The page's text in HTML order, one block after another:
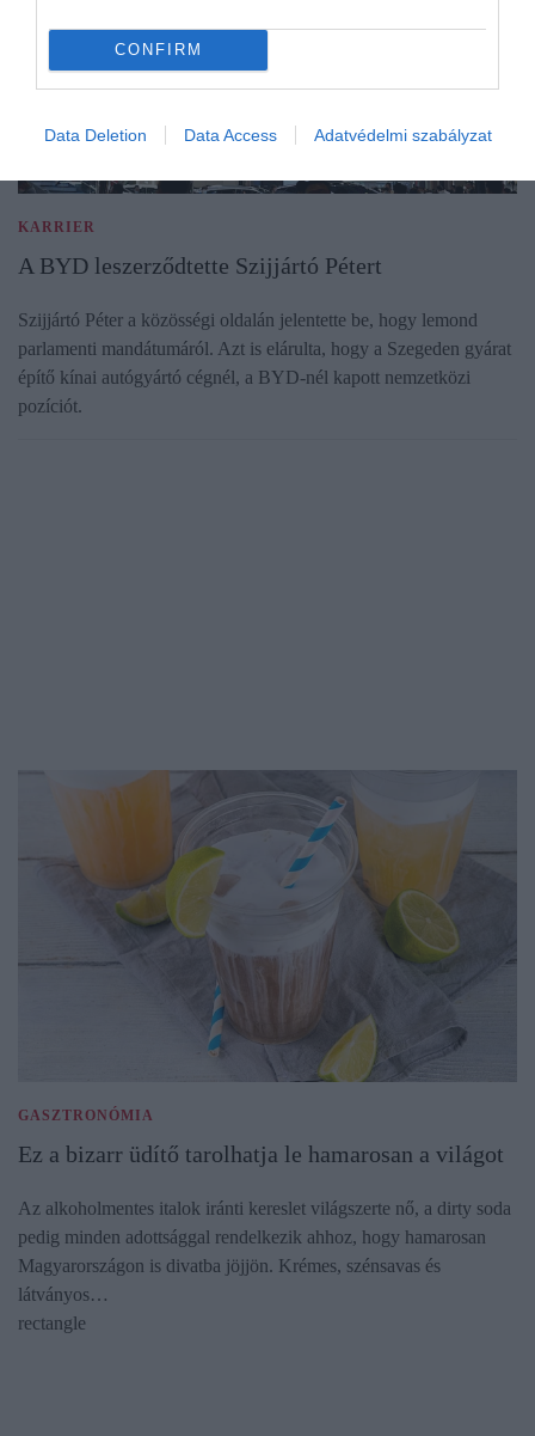
CONFIRM
Data Deletion Data Access Adatvédelmi szabályzat
KARRIER
A BYD leszerződtette Szijjártó Pétert
Szijjártó Péter a közösségi oldalán jelentette be, hogy lemond
parlamenti mandátumáról. Azt is elárulta, hogy a Szegeden gyárat
építő kínai autógyártó cégnél, a BYD-nél kapott nemzetközi
pozíciót.
GASZTRONÓMIA
Ez a bizarr üdítő tarolhatja le hamarosan a világot
Az alkoholmentes italok iránti kereslet világszerte nő, a dirty soda
pedig minden adottsággal rendelkezik ahhoz, hogy hamarosan
Magyarországon is divatba jöjjön. Krémes, szénsavas és
látványos…
rectangle